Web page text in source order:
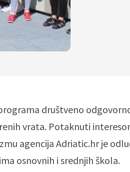
društveno
vrata. Potaknuti
agencija Adriatic.hr je
osnovnih i srednjih škola.